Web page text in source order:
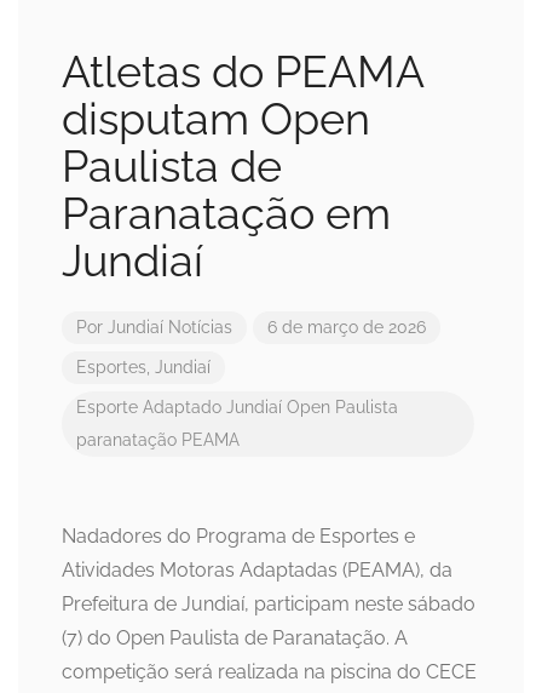
Atletas do PEAMA
disputam Open
Paulista de
Paranatação em
Jundiaí
Por Jundiaí Notícias 6 de março de 2026
Esportes, Jundiaí
Esporte Adaptado Jundiaí Open Paulista
paranatação PEAMA
Nadadores do Programa de Esportes e
Atividades Motoras Adaptadas (PEAMA), da
Prefeitura de Jundiaí, participam neste sábado
(7) do Open Paulista de Paranatação. A
competição será realizada na piscina do CECE